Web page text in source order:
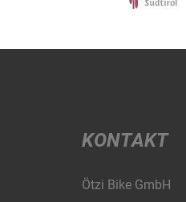
KONTAKT
Ötzi Bike GmbH